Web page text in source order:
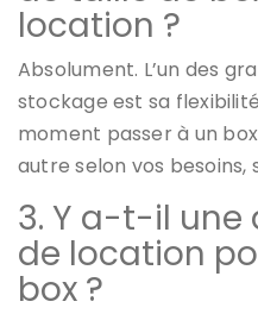
location ?
Absolument. L’un des
stockage est sa
moment passer à un
autre selon vos
3. Y a-t-il une
de location
box ?